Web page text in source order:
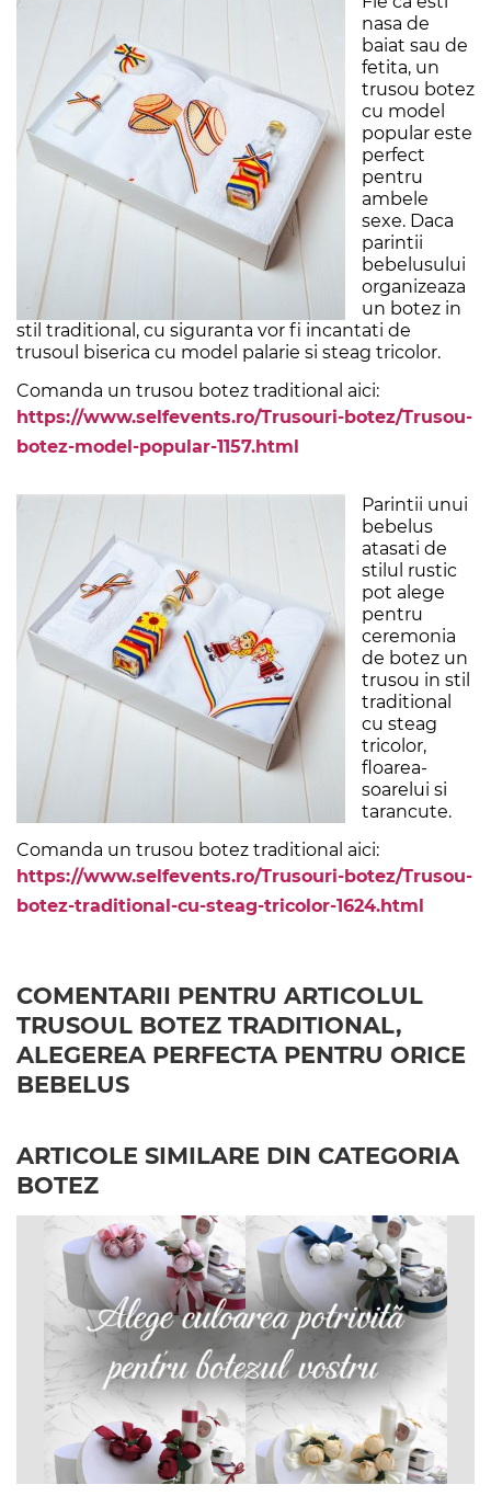
nasa de
baiat sau de
fetita, un
trusou botez
cu model
popular este
perfect
pentru
ambele
sexe. Daca
parintii
bebelusului
organizeaza
un botez in
stil traditional, cu siguranta vor fi incantati de
trusoul biserica cu model palarie si steag tricolor.
Comanda un trusou botez traditional aici:
https://www.selfevents.ro/Trusouri-botez/Trusou-
botez-model-popular-1157.html
Parintii unui
bebelus
atasati de
stilul rustic
pot alege
pentru
ceremonia
de botez un
trusou in stil
traditional
cu steag
tricolor,
floarea-
soarelui si
tarancute.
Comanda un trusou botez traditional aici:
https://www.selfevents.ro/Trusouri-botez/Trusou-
botez-traditional-cu-steag-tricolor-1624.html
COMENTARII PENTRU ARTICOLUL
TRUSOUL BOTEZ TRADITIONAL,
ALEGEREA PERFECTA PENTRU ORICE
BEBELUS
ARTICOLE SIMILARE DIN CATEGORIA
BOTEZ